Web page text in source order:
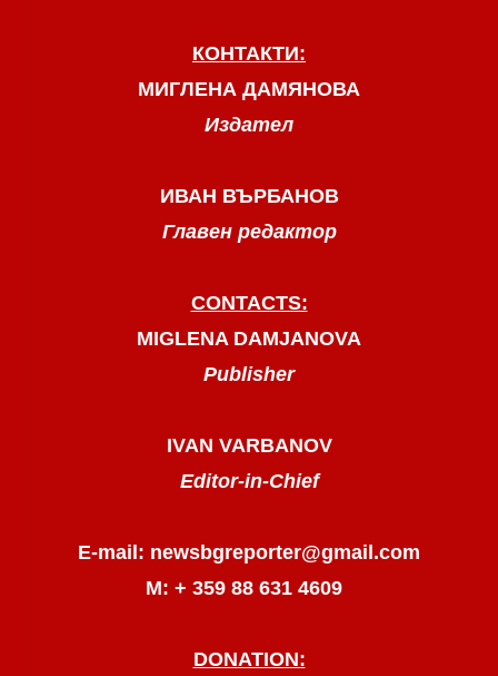
КОНТАКТИ:
МИГЛЕНА ДАМЯНОВА
Издател
ИВАН ВЪРБАНОВ
Главен редактор
CONTACTS:
MIGLENA DAMJANOVA
Publisher
IVAN VARBANOV
Editor-in-Chief
E-mail: newsbgreporter@gmail.com
М: + 359 88 631 4609
DONATION: